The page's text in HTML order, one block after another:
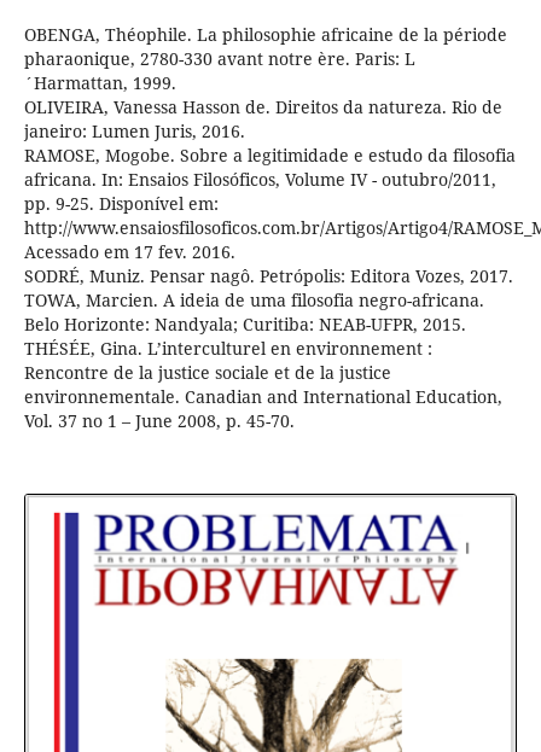
OBENGA, Théophile. La philosophie africaine de la période
pharaonique, 2780-330 avant notre ère. Paris: L
´Harmattan, 1999.
OLIVEIRA, Vanessa Hasson de. Direitos da natureza. Rio de
janeiro: Lumen Juris, 2016.
RAMOSE, Mogobe. Sobre a legitimidade e estudo da filosofia
africana. In: Ensaios Filosóficos, Volume IV - outubro/2011,
pp. 9-25. Disponível em:
http://www.ensaiosfilosoficos.com.br/Artigos/Artigo4/
Acessado em 17 fev. 2016.
SODRÉ, Muniz. Pensar nagô. Petrópolis: Editora Vozes, 2017.
TOWA, Marcien. A ideia de uma filosofia negro-africana.
Belo Horizonte: Nandyala; Curitiba: NEAB-UFPR, 2015.
THÉSÉE, Gina. L’interculturel en environnement :
Rencontre de la justice sociale et de la justice
environnementale. Canadian and International Education,
Vol. 37 no 1 – June 2008, p. 45-70.